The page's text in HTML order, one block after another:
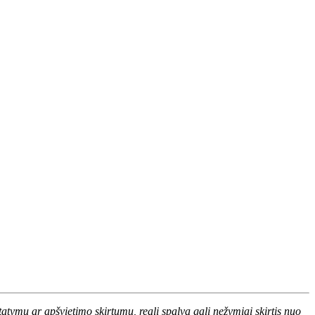
ar apšvietimo skirtumų, reali spalva gali nežymiai skirtis nuo